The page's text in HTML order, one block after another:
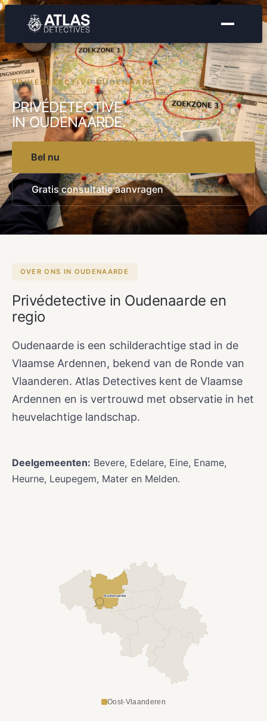
PRIVÉDETECTIVE OUDENAARDE
PRIVÉDETECTIVE
IN OUDENAARDE.
Bel nu
Gratis consultatie aanvragen
OVER ONS IN OUDENAARDE
Privédetective in Oudenaarde en
regio
Oudenaarde is een schilderachtige stad in de
Vlaamse Ardennen, bekend van de Ronde van
Vlaanderen. Atlas Detectives kent de Vlaamse
Ardennen en is vertrouwd met observatie in het
heuvelachtige landschap.
Deelgemeenten: Bevere, Edelare, Eine, Ename,
Heurne, Leupegem, Mater en Melden.
Oudenaarde
Oost-Vlaanderen